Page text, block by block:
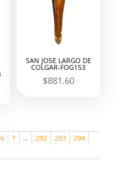
SAN JOSE LARGO DE
COLGAR-FOG153
$881.60
6 7 … 292 293
294